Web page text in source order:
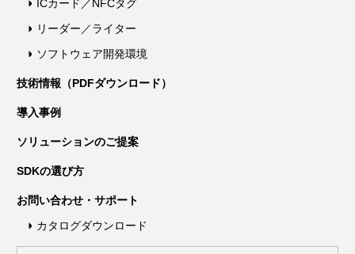
ICカード／NFCタグ
リーダー／ライター
ソフトウェア開発環境
技術情報（PDFダウンロード）
導入事例
ソリューションのご提案
SDKの選び方
お問い合わせ・サポート
カタログダウンロード